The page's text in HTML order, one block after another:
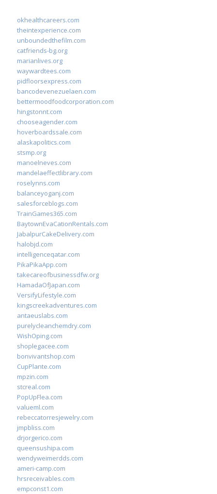
okhealthcareers.com
theintexperience.com
unboundedthefilm.com
catfriends-bg.org
marianlives.org
waywardtees.com
pidfloorsexpress.com
bancodevenezuelaen.com
bettermoodfoodcorporation.com
hingstonnt.com
chooseagender.com
hoverboardssale.com
alaskapolitics.com
stsmp.org
manoelneves.com
mandelaeffectlibrary.com
roselynns.com
balanceyoganj.com
salesforceblogs.com
TrainGames365.com
BaytownEvaCationRentals.com
JabalpurCakeDelivery.com
halobjd.com
intelligenceqatar.com
PikaPikaApp.com
takecareofbusinessdfw.org
HamadaOfJapan.com
VersifyLifestyle.com
kingscreekadventures.com
antaeuslabs.com
purelycleanchemdry.com
WishOping.com
shoplegacee.com
bonvivantshop.com
CupPlante.com
mpzin.com
stcreal.com
PopUpFlea.com
valueml.com
rebeccatorresjewelry.com
jmpbliss.com
drjorgerico.com
queensushipa.com
wendyweimerdds.com
ameri-camp.com
hrsreceivables.com
empconst1.com